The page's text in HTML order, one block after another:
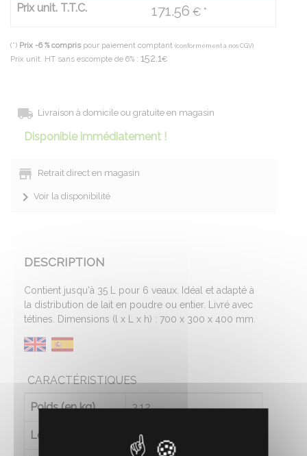
Prix unit. T.T.C. 171.56 € *
(*) Prix -6 % compris pour paiement comptant (conformément à nos CGV)
Prix unit. HT sans escompte de 6% : 152.1€
Livraison à domicile ou gratuite en magasin
Disponible immédiatement !
Retrait direct en magasin
Voir la disponibilité
DESCRIPTION
Contient jusqu'à 35 L pour 6 veaux. Idéal et adapté à
la distribution de lait en poudre ou entier. Livré avec
tétines. Dimensions (l x L x h) : 700 x 300 x 400 mm.
CARACTÉRISTIQUES
Poids (en kg) 3.12
Longueur (en cm) 70